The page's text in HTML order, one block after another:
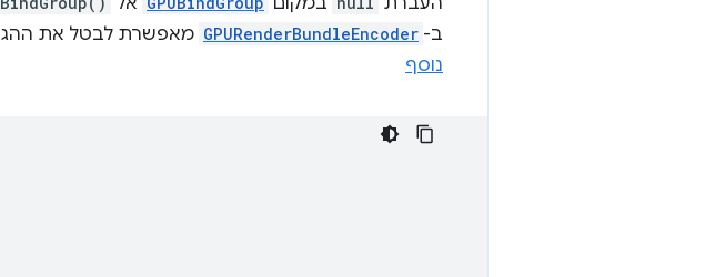
ב- GPURenderBundleEncoder מאפשרת לבטל את
נוסף